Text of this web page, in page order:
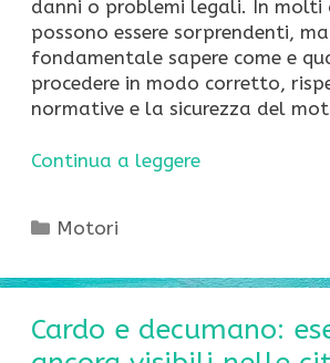
danni o problemi legali. In molti
possono essere sorprendenti,
fondamentale sapere come e
procedere in modo corretto,
normative e la sicurezza del
Continua a leggere
Categorie
Motori
Cardo e decumano: